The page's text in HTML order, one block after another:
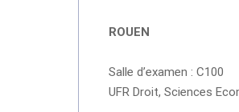
ROUEN
Salle d’examen : C100
UFR Droit, Sciences